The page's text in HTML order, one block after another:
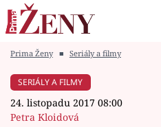
Módní alarm
Prima Ženy ■ Seriály a filmy
SERIÁLY A FILMY
24. listopadu 2017 08:00
Petra Kloidová